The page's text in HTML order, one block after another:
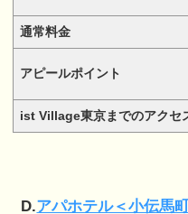
通常料金
アピールポイント
ist Village東京までのアクセ
D.アパホテル＜小伝馬